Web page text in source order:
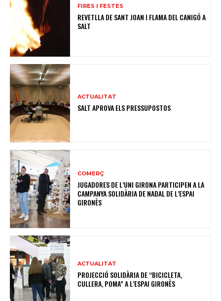
FIRES I FESTES
REVETLLA DE SANT JOAN I FLAMA DEL CANIGÓ A
SALT
ACTUALITAT
SALT APROVA ELS PRESSUPOSTOS
COMERÇ
JUGADORES DE L’UNI GIRONA PARTICIPEN A LA
CAMPANYA SOLIDÀRIA DE NADAL DE L’ESPAI
GIRONÈS
ACTUALITAT
PROJECCIÓ SOLIDÀRIA DE “BICICLETA,
CULLERA, POMA” A L’ESPAI GIRONÈS